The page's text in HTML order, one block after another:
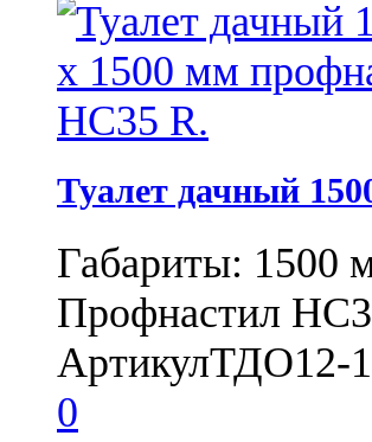
Туалет дачный
Габариты: 1500
Профнастил
АртикулТДО12-
0